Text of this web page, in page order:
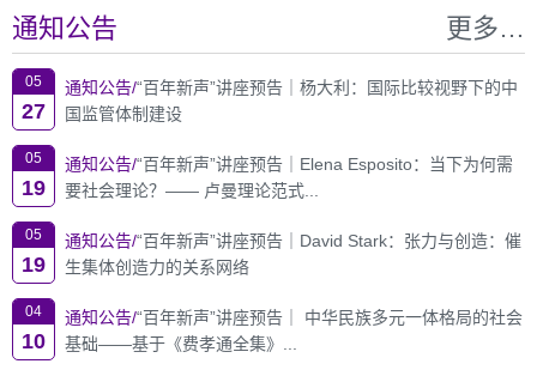
通知公告 更多…
05
27
通知公告/“百年新声”讲座预告｜杨大利：国际比较视野下的中
国监管体制建设
05
19
通知公告/“百年新声”讲座预告｜Elena Esposito：当下为何需
要社会理论？—— 卢曼理论范式...
05
19
通知公告/“百年新声”讲座预告｜David Stark：张力与创造：催
生集体创造力的关系网络
04
10
通知公告/“百年新声”讲座预告｜ 中华民族多元一体格局的社会
基础——基于《费孝通全集》...